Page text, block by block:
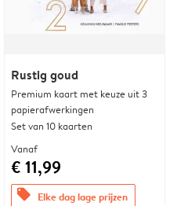
Rustig goud
Premium kaart met keuze uit 3
papierafwerkingen
Set van 10 kaarten
Vanaf
€ 11,99
offers Elke dag lage prijzen